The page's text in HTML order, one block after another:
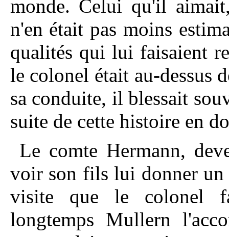
monde. Celui qu'il
n'en était pas moins
qualités qui lui faisaient
le colonel était au-dessus
sa conduite, il blessait
suite de cette histoire en
Le comte Hermann,
voir son fils lui donner un
visite que le colonel
longtemps Mullern